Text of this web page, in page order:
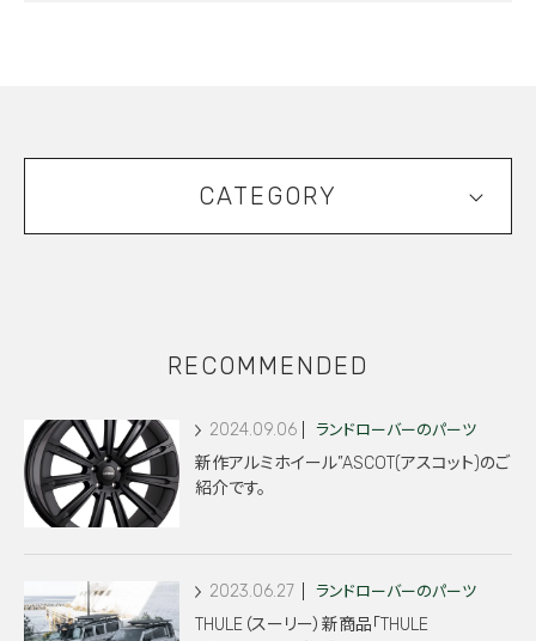
CATEGORY
RECOMMENDED
2024.09.06 ランドローバーのパーツ
新作アルミホイール”ASCOT(アスコット)のご
紹介です。
2023.06.27 ランドローバーのパーツ
THULE（スーリー）新商品「THULE